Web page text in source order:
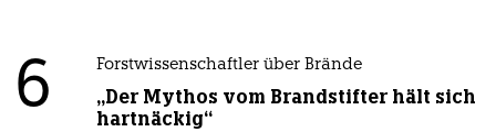
6 Forstwissenschaftler über Brände
„Der Mythos vom Brandstifter hält sich
hartnäckig“